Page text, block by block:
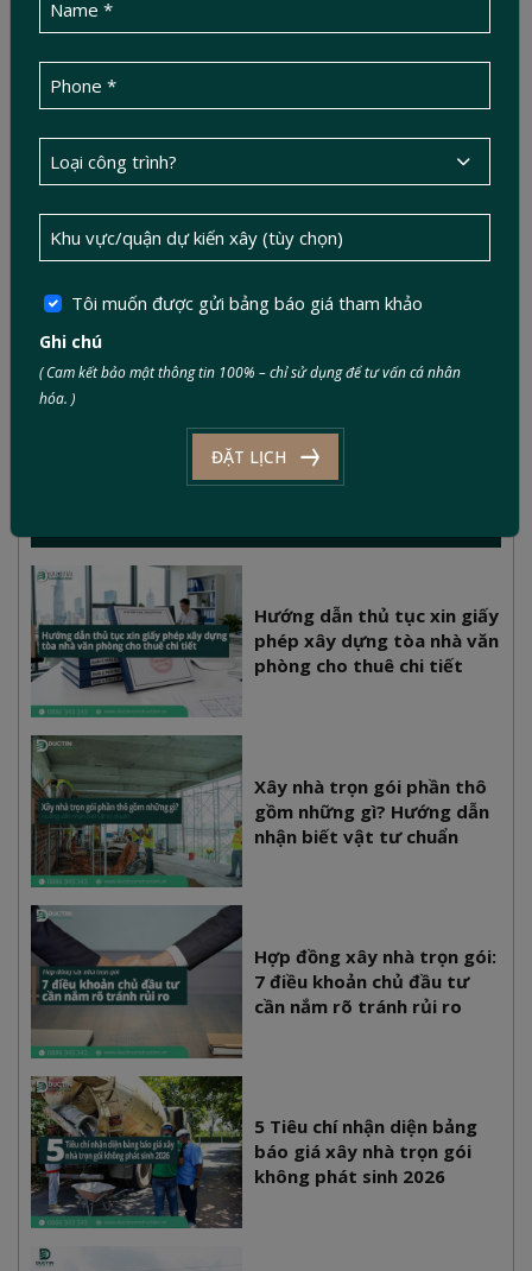
Lễ khởi công Nhà phố YT
HOUSE
19/06/2025
SHOPHOUSE
Hướng dẫn thủ tục xin giấy
phép xây dựng tòa nhà văn
phòng cho thuê chi tiết
Xây nhà trọn gói phần thô
gồm những gì? Hướng dẫn
nhận biết vật tư chuẩn
Hợp đồng xây nhà trọn gói:
7 điều khoản chủ đầu tư
cần nắm rõ tránh rủi ro
5 Tiêu chí nhận diện bảng
báo giá xây nhà trọn gói
không phát sinh 2026
Tôi muốn được gửi bảng báo giá tham khảo
Ghi chú
( Cam kết bảo mật thông tin 100% – chỉ sử dụng để tư vấn cá nhân
hóa. )
ĐẶT LỊCH